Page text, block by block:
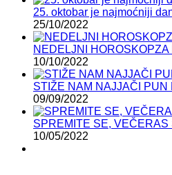
25. oktobar je najmoćniji
25/10/2022
NEDELJNI
10/10/2022
STIŽE NAM NAJJAČI PUN
09/09/2022
SPREMITE SE,
10/05/2022